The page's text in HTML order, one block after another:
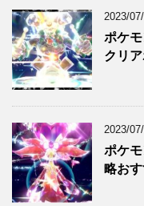
2023/
ポケ
クリ
2023/
ポケ
略お